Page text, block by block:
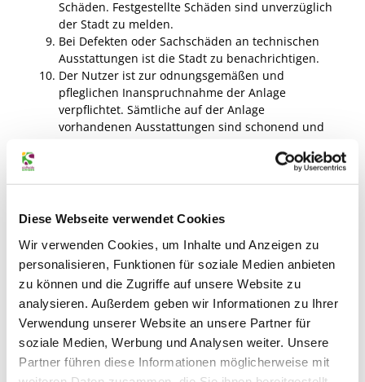
Diese Webseite verwendet Cookies
Wir verwenden Cookies, um Inhalte und Anzeigen zu
personalisieren, Funktionen für soziale Medien anbieten
zu können und die Zugriffe auf unsere Website zu
analysieren. Außerdem geben wir Informationen zu Ihrer
Verwendung unserer Website an unsere Partner für
soziale Medien, Werbung und Analysen weiter. Unsere
Partner führen diese Informationen möglicherweise mit
Schäden. Festgestellte Schäden sind unverzüglich
der Stadt zu melden.
Bei Defekten oder Sachschäden an technischen
Ausstattungen ist die Stadt zu benachrichtigen.
Der Nutzer ist zur odnungsgemäßen und
pfleglichen Inanspruchnahme der Anlage
verpflichtet. Sämtliche auf der Anlage
vorhandenen Ausstattungen sind schonend und
sauberen Zustand zu verlassen. Abfälle jeglicher
zuzuführen.
Bediensteten oder Beauftragten ist Folge zu
leisten. Die Stadt, deren Bedienstete bzw.
Beauftragte sind berechtigt, zur Aufrechterhaltung
der Sicherheit und Ordnung bzw. im
Allgemeininteresse Personen von der Anlage zu
verweisen.
Die Ausübung von gewerblichen Tätigkeiten,
Schaustellungen etc. sind verboten.